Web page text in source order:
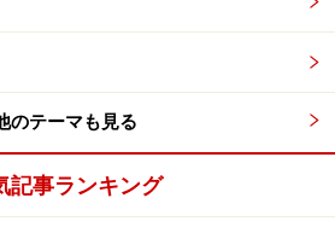
のテーマも見る
記事ランキング